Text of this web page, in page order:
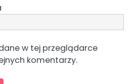
w tej przeglądarce
komentarzy.